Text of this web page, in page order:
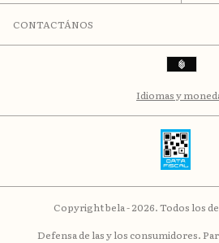
CONTACTÁNOS
Idiomas y
Copyright bela - 2026. Todos los
Defensa de las y los consumidores.